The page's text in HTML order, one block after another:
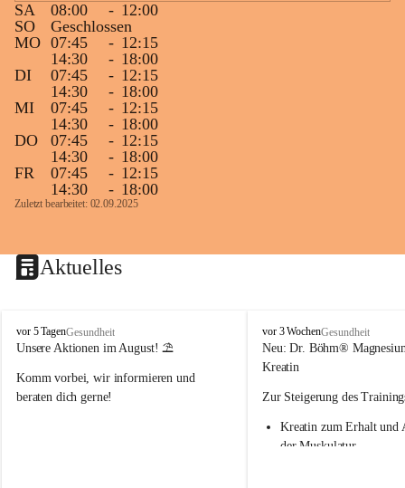
SA
08:00 - 12:00
SO
Geschlossen
MO 07:45 - 12:15
14:30
- 18:00
DI
07:45 - 12:15
14:30
- 18:00
MI
07:45 - 12:15
14:30
- 18:00
DO
07:45 - 12:15
14:30
- 18:00
FR
07:45 - 12:15
14:30
- 18:00
Zuletzt bearbeitet: 02.09.2025
Aktuelles
M
a
i
e
vor 5 TagenGesundheit
Unsere Aktionen im August! ⛱️
Komm vorbei, wir informieren und
beraten dich gerne!
M
a
r
e
vor 3 WochenGesundheit
Neu: Dr. Böhm®
Kreatin
Zur Steigerung des
Kreatin zum Erhalt und
der Muskulatur